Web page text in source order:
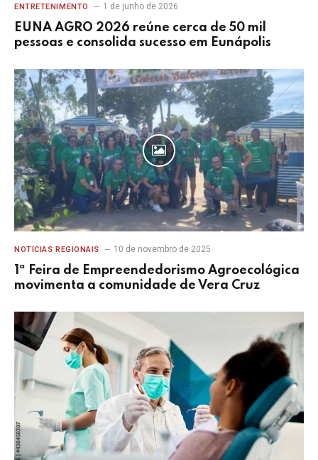
ENTRETENIMENTO 1 de junho de 2026
EUNA AGRO 2026 reúne cerca de 50 mil
pessoas e consolida sucesso em Eunápolis
NOTICIAS REGIONAIS 10 de novembro de 2025
1ª Feira de Empreendedorismo Agroecológica
movimenta a comunidade de Vera Cruz